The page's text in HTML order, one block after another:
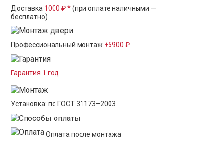
Доставка 1000 ₽ *(при оплате наличными —
бесплатно)
Профессиональный монтаж +5900 ₽
Гарантия 1 год
Установка: по ГОСТ 31173–2003
Оплата после монтажа